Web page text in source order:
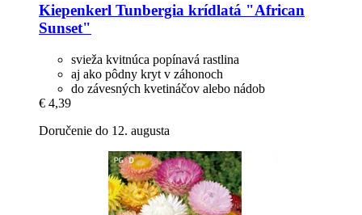
Kiepenkerl Tunbergia krídlatá "African
Sunset"
svieža kvitnúca popínavá rastlina
aj ako pôdny kryt v záhonoch
do závesných kvetináčov alebo nádob
€ 4,39
Doručenie do 12. augusta